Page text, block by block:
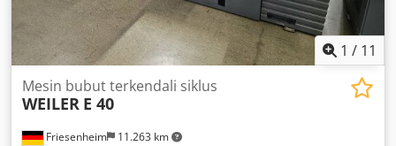
1 / 11
Friesenheim 11.263 km
Mesin bubut terkendali siklus
WEILER E 40